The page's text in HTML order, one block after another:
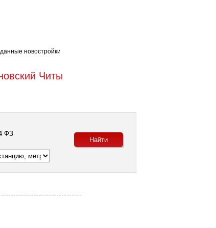
новостройки
Читы
ФЗ